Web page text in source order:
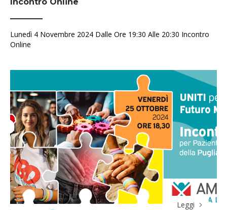
Lunedì 4 Novembre 2024 Dalle Ore 19:30 Alle 20:30 Incontro
Online
Leggi